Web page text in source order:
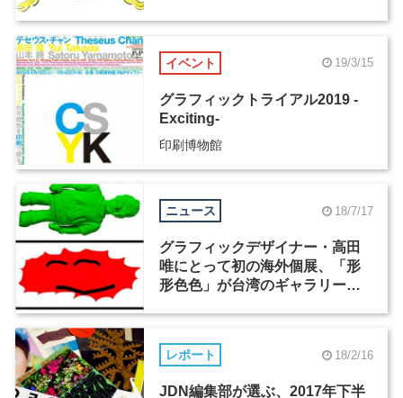
イベント 19/3/15
グラフィックトライアル2019 -
Exciting-
印刷博物館
ニュース 18/7/17
グラフィックデザイナー・高田
唯にとって初の海外個展、「形
形色色」が台湾のギャラリー・
レポート 18/2/16
JDN編集部が選ぶ、2017年下半